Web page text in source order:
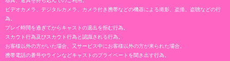
ビデオカメラ、デジタルカメラ、カメラ付き携帯などの機器による撮影、盗撮、盗聴などの行
為。
プレイ時間を過ぎてからキャストの退出を拒む行為。
スカウト行為及びスカウト行為と認識される行為。
お客様以外の方がいた場合、又サービス中にお客様以外の方が来られた場合。
携帯電話の番号やラインなどキャストのプライベートを聞き出す行為。